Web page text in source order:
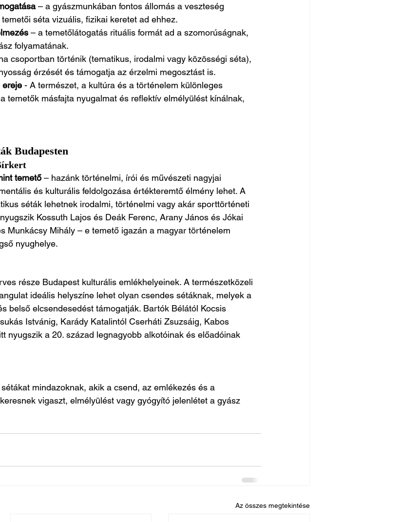
– a gyászmunkában fontos állomás a veszteség
séta vizuális, fizikai keretet ad ehhez.
– a temetőlátogatás rituális formát ad a szomorúságnak,
folyamatának.
csoportban történik (tematikus, irodalmi vagy közösségi séta),
érzését és támogatja az érzelmi megosztást is.
ereje - A természet, a kultúra és a történelem különleges
temetők másfajta nyugalmat és reflektív elmélyülést kínálnak,
Budapesten
temető – hazánk történelmi, írói és művészeti nagyjai
és kulturális feldolgozása értékteremtő élmény lehet. A
séták lehetnek irodalmi, történelmi vagy akár sporttörténeti
Kossuth Lajos és Deák Ferenc, Arany János és Jókai
Munkácsy Mihály – e temető igazán a magyar történelem
nyughelye.
része Budapest kulturális emlékhelyeinek. A természetközeli
ideális helyszíne lehet olyan csendes sétáknak, melyek a
belső elcsendesedést támogatják. Bartók Bélától Kocsis
Istvánig, Karády Katalintól Cserháti Zsuzsáig, Kabos
nyugszik a 20. század legnagyobb alkotóinak és előadóinak
mindazoknak, akik a csend, az emlékezés és a
vigaszt, elmélyülést vagy gyógyító jelenlétet a gyász
Az összes megtekintése